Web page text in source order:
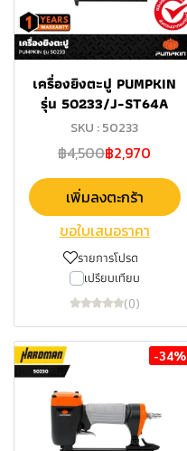
เครื่องยิงตะปู PUMPKIN
รุ่น 50233/J-ST64A
SKU : 50233
฿4,500฿2,970
เพิ่มลงตะกร้า
ขอใบเสนอราคา
รายการโปรด
เปรียบเทียบ
(0)
-34%